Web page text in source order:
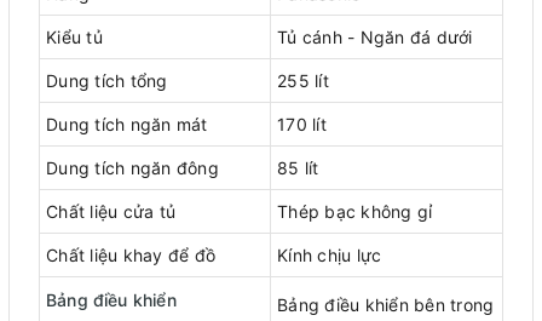
Kiểu tủ Tủ cánh - Ngăn đá dưới
Dung tích tổng 255 lít
Dung tích ngăn mát 170 lít
Dung tích ngăn đông 85 lít
Chất liệu cửa tủ Thép bạc không gỉ
Chất liệu khay để đồ Kính chịu lực
Bảng điều khiển Bảng điều khiển bên trong